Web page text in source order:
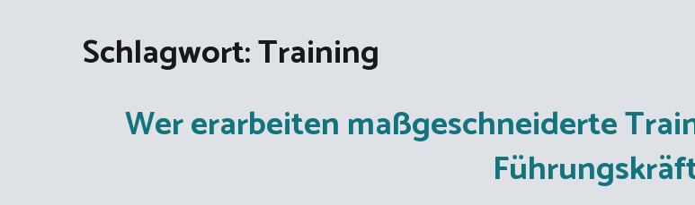
Schlagwort:Training
Wer erarbeiten maßgeschneiderte